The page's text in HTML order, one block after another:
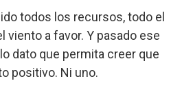
todos los recursos, todo el
viento a favor. Y pasado ese
dato que permita creer que
positivo. Ni uno.